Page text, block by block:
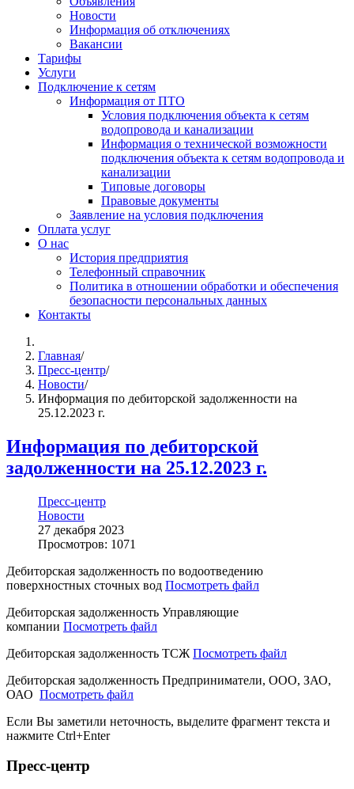
Новости
Информация об отключениях
Вакансии
Тарифы
Услуги
Подключение к сетям
Информация от ПТО
Условия подключения объекта к сетям
водопровода и канализации
Информация о технической возможности
подключения объекта к сетям водопровода и
канализации
Типовые договоры
Правовые документы
Заявление на условия подключения
Оплата услуг
О нас
История предприятия
Телефонный справочник
Политика в отношении обработки и обеспечения
безопасности персональных данных
Контакты
Главная/
Пресс-центр/
Новости/
Информация по дебиторской задолженности на
25.12.2023 г.
Информация по дебиторской
задолженности на 25.12.2023 г.
Пресс-центр
Новости
27 декабря 2023
Просмотров: 1071
Дебиторская задолженность по водоотведению
поверхностных сточных вод Посмотреть файл
Дебиторская задолженность Управляющие
компании Посмотреть файл
Дебиторская задолженность ТСЖ Посмотреть файл
Дебиторская задолженность Предприниматели, ООО, ЗАО,
ОАО Посмотреть файл
Если Вы заметили неточность, выделите фрагмент текста и
нажмите Ctrl+Enter
Пресс-центр